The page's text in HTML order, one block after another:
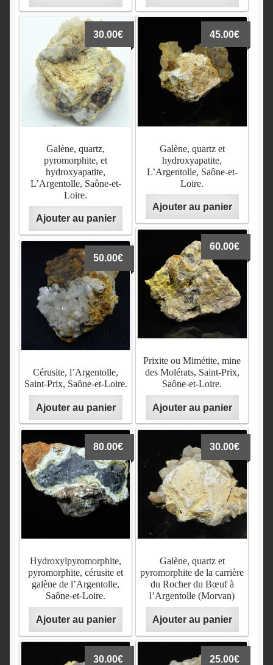
Galène, quartz,
pyromorphite, et
hydroxyapatite,
L’Argentolle, Saône-et-
Loire.
30.00€
Ajouter au panier
Galène, quartz et
hydroxyapatite,
L’Argentolle, Saône-et-
Loire.
45.00€
Ajouter au panier
Prixite ou Mimétite, mine
des Molérats, Saint-Prix,
Saône-et-Loire.
60.00€
Ajouter au panier
Cérusite, l’Argentolle,
Saint-Prix, Saône-et-Loire.
50.00€
Ajouter au panier
Hydroxylpyromorphite,
pyromorphite, cérusite et
galène de l’Argentolle,
Saône-et-Loire.
80.00€
Ajouter au panier
Galène, quartz et
pyromorphite de la carrière
du Rocher du Bœuf à
l’Argentolle (Morvan)
30.00€
Ajouter au panier
30.00€ 25.00€